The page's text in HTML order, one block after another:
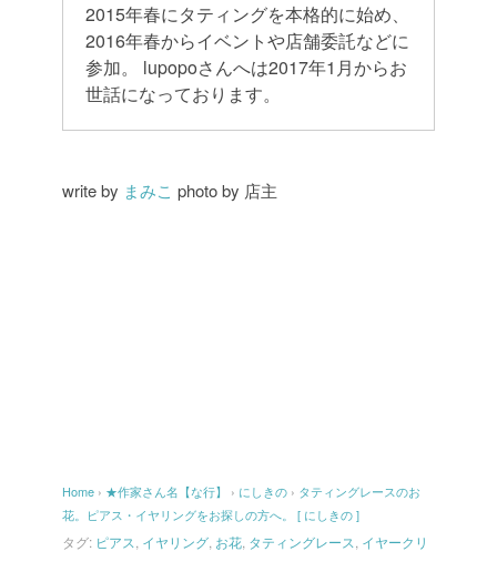
2015年春にタティングを本格的に始め、
2016年春からイベントや店舗委託などに
参加。
lupopoさんへは2017年1月からお
世話になっております。
write by まみこ photo by 店主
Home › ★作家さん名【な行】 › にしきの › タティングレースのお
花。ピアス・イヤリングをお探しの方へ。 [ にしきの ]
タグ: ピアス イヤリング お花 タティングレース イヤークリ